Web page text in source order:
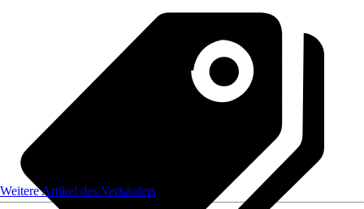
Weitere Artikel des Verkäufers